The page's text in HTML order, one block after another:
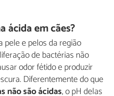
ácida em cães?
pele e pelos da região
de bactérias não
odor fétido e produzir
Diferentemente do que
não são ácidas, o pH delas